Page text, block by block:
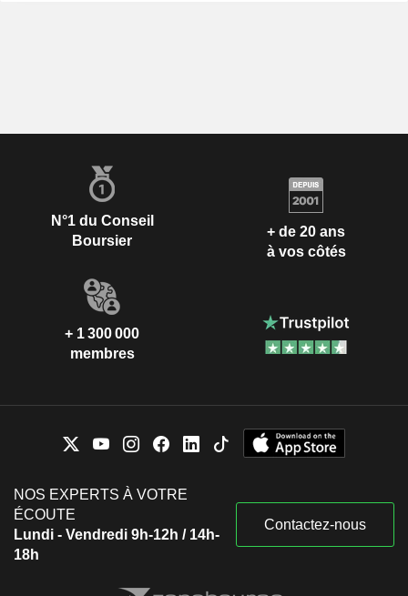
N°1 du Conseil
Boursier
+ de 20 ans
à vos côtés
+ 1 300 000
membres
NOS EXPERTS À VOTRE
ÉCOUTE
Lundi - Vendredi 9h-12h / 14h-
18h
Contactez-nous